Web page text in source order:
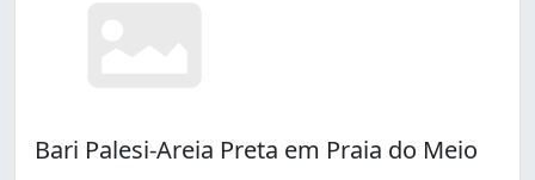
Bari Palesi-Areia Preta em Praia do Meio